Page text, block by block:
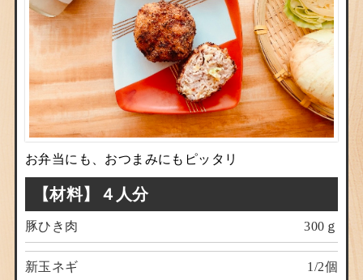
お弁当にも、おつまみにもピッタリ
【材料】４人分
豚ひき肉 300ｇ
新玉ネギ 1/2個